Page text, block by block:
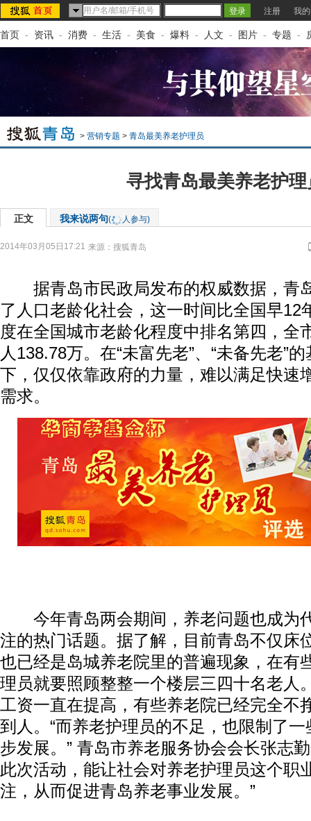
注册 我
首页 - 资讯 - 消费 - 生活 - 美食 - 爆料 - 人文 - 图片 - 专题 -
> 营销专题 > 青岛最美养老护理员
寻找青岛最美养老护理
正文 我来说两句( 人参与)
2014年03月05日17:21 来源： 搜狐青岛
据青岛市民政局发布的权威数据，青
了人口老龄化社会，这一时间比全国早12
度在全国城市老龄化程度中排名第四，全
人138.78万。在“未富先老”、“未备先老”
下，仅仅依靠政府的力量，难以满足快速
需求。
今年青岛两会期间，养老问题也成为
注的热门话题。据了解，目前青岛不仅床
也已经是岛城养老院里的普遍现象，在有
理员就要照顾整整一个楼层三四十名老人
工资一直在提高，有些养老院已经完全不
到人。“而养老护理员的不足，也限制了
步发展。” 青岛市养老服务协会会长张志
此次活动，能让社会对养老护理员这个职
注，从而促进青岛养老事业发展。”